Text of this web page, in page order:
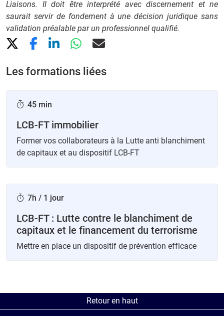
Liaisons. Il doit être interprété avec discernement et ne
saurait servir de fondement à une décision juridique sans
validation préalable par un professionnel qualifié.
Les formations liées
45 min
LCB-FT immobilier
Former vos collaborateurs à la Lutte anti blanchiment
de capitaux et au dispositif LCB-FT
7h / 1 jour
LCB-FT : Lutte contre le blanchiment de
capitaux et le financement du terrorisme
Mettre en place un dispositif de prévention efficace
Retour en haut